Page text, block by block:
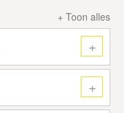
+ Toon alles
+
+